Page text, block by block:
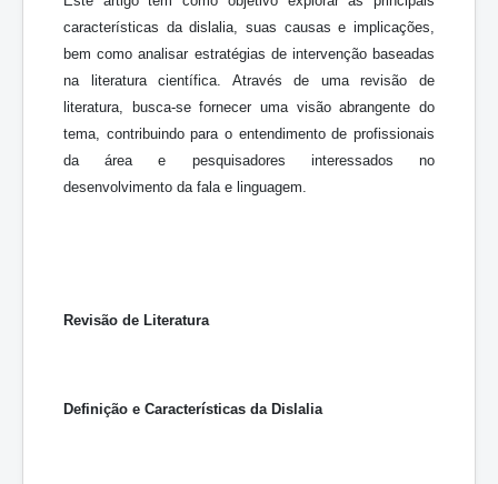
características da dislalia, suas causas e implicações,
bem como analisar estratégias de intervenção baseadas
na literatura científica. Através de uma revisão de
literatura, busca-se fornecer uma visão abrangente do
tema, contribuindo para o entendimento de profissionais
da área e pesquisadores interessados no
desenvolvimento da fala e linguagem.
Revisão de Literatura
Definição e Características da Dislalia